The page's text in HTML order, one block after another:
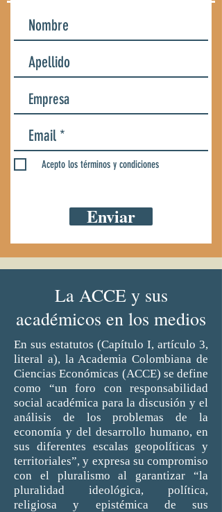
Acepto los términos y condiciones
Enviar
Junta directiva
La ACCE y sus
académicos en los medios
En sus estatutos (Capítulo I, artículo 3,
literal a), la Academia Colombiana de
Ciencias Económicas (ACCE) se define
como “un foro con responsabilidad
social académica para la discusión y el
análisis de los problemas de la
economía y del desarrollo humano, en
sus diferentes escalas geopolíticas y
territoriales”, y expresa su compromiso
con el pluralismo al garantizar “la
pluralidad ideológica, política,
religiosa y epistémica de sus